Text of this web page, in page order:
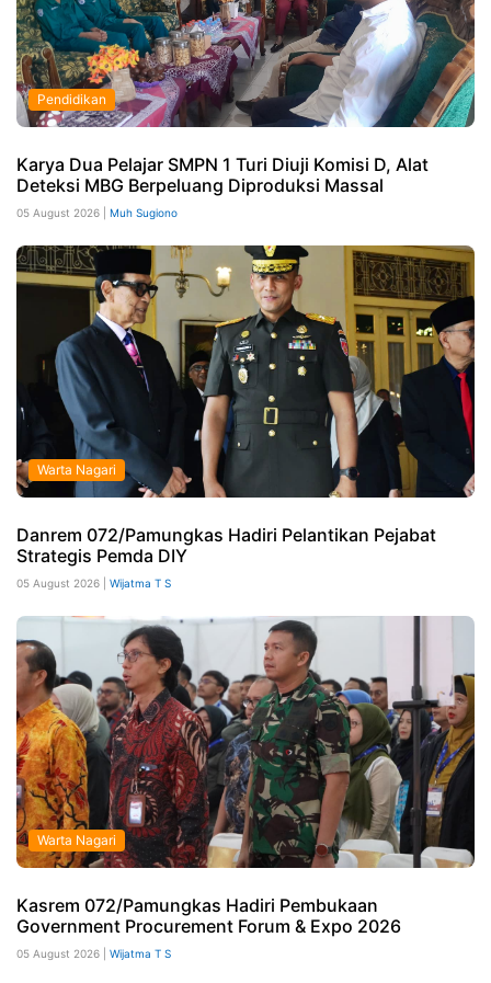
Pendidikan
Karya Dua Pelajar SMPN 1 Turi Diuji Komisi D, Alat
Deteksi MBG Berpeluang Diproduksi Massal
05 August 2026 | Muh Sugiono
Warta Nagari
Danrem 072/Pamungkas Hadiri Pelantikan Pejabat
Strategis Pemda DIY
05 August 2026 | Wijatma T S
Warta Nagari
Kasrem 072/Pamungkas Hadiri Pembukaan
Government Procurement Forum & Expo 2026
05 August 2026 | Wijatma T S